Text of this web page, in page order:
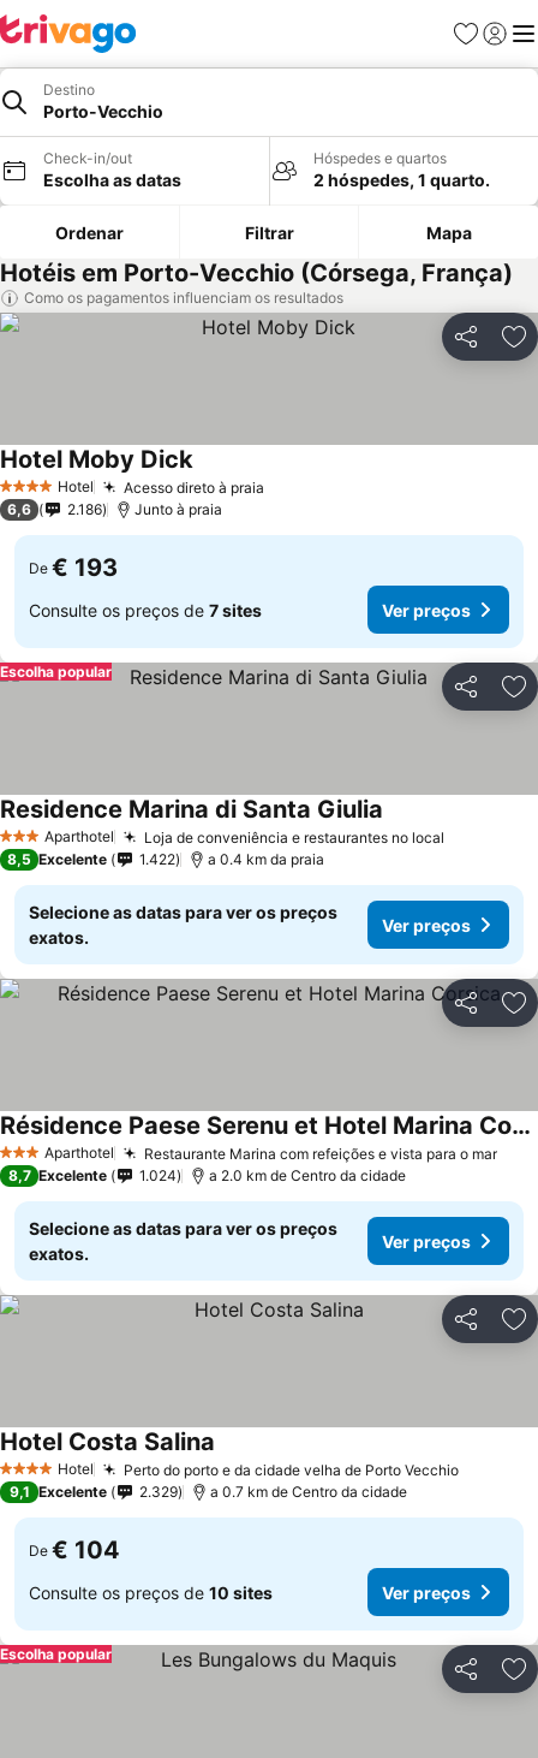
Favoritos
Iniciar
Destino
Porto-Vecchio
Check-in/out
Escolha as datas
Hóspedes e quartos
2 hóspedes, 1 quarto.
Ordenar Filtrar Mapa
Hotéis em Porto-Vecchio (Córsega, França)
Como os pagamentos influenciam os resultados
Partilhar
4 EstrelasHotel Acesso direto à praia
Hotel Moby Dick
6,6 2.186 Junto à praia
De € 193
Consulte os preços de 7 sites Ver preços
Partilhar
Escolha popular
3 EstrelasAparthotel Loja de conveniência e restaurantes no local
Residence Marina di Santa Giulia
8,5 Excelente 1.422 a 0.4 km da praia
Selecione as datas para ver os preços
exatos.
Ver preços
Partilhar
3 EstrelasAparthotel Restaurante Marina com refeições e vista para o mar
Résidence Paese Serenu et Hotel Marina Corsica
8,7 Excelente 1.024 a 2.0 km de Centro da cidade
Selecione as datas para ver os preços
exatos.
Ver preços
Partilhar
4 EstrelasHotel Perto do porto e da cidade velha de Porto Vecchio
Hotel Costa Salina
9,1 Excelente 2.329 a 0.7 km de Centro da cidade
De € 104
Consulte os preços de 10 sites Ver preços
Partilhar
Escolha popular